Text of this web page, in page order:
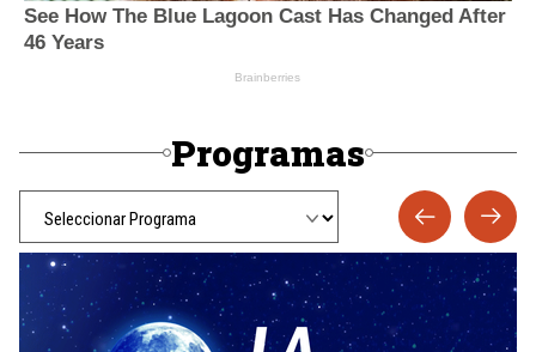
Programas